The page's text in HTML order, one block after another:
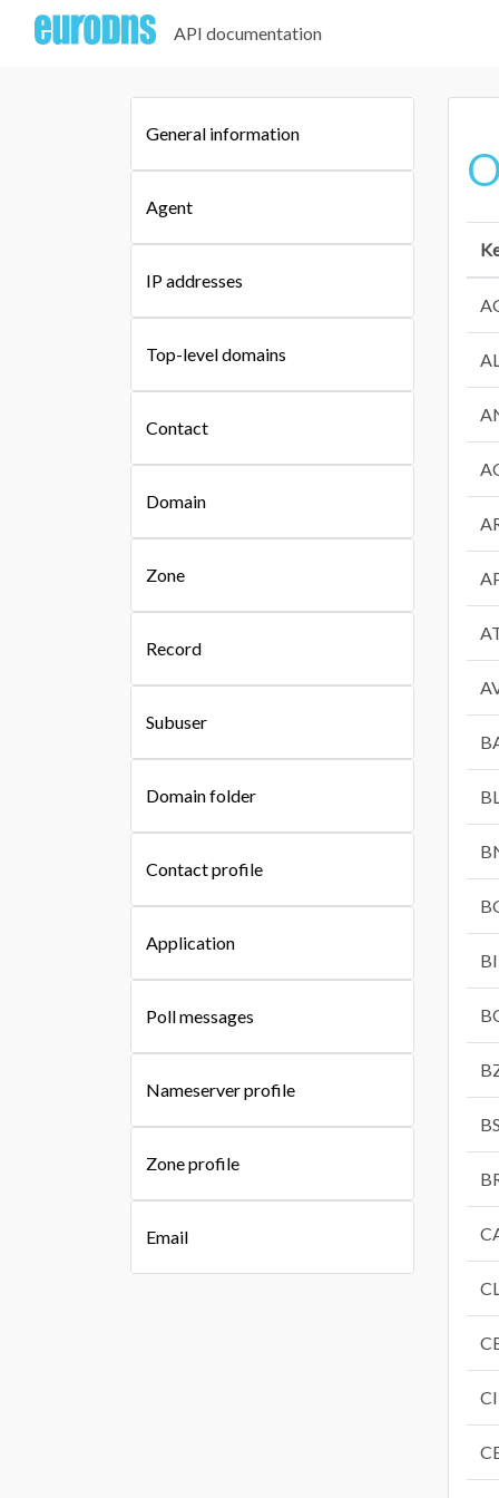
API documentation
General information
Agent
IP addresses
Top-level domains
Contact
Domain
Zone
Record
Subuser
Domain folder
Contact profile
Application
Poll messages
Nameserver profile
Zone profile
Email
BI
BS
CI